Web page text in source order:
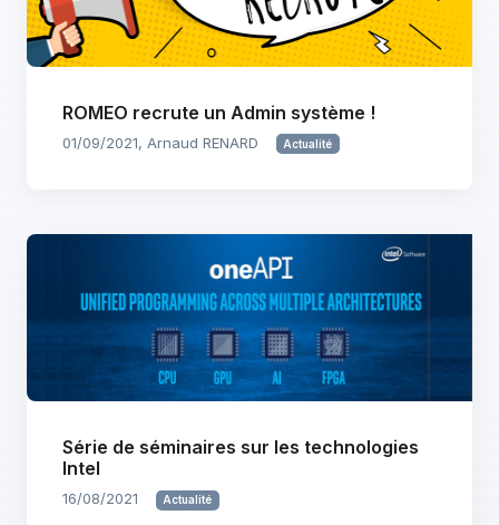
ROMEO recrute un Admin système !
01/09/2021, Arnaud RENARD Actualité
Série de séminaires sur les technologies
Intel
16/08/2021 Actualité